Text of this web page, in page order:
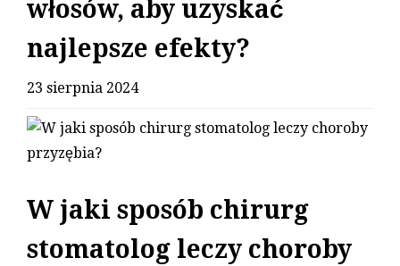
włosów, aby uzyskać
najlepsze efekty?
23 sierpnia 2024
W jaki sposób chirurg
stomatolog leczy choroby